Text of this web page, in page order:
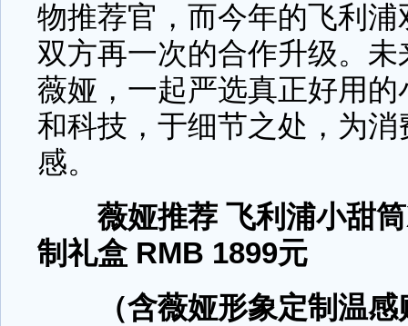
物推荐官，而今年的飞利
双方再一次的合作升级。
薇娅，一起严选真正好用
和科技，于细节之处，为
感。
薇娅推荐 飞利浦小甜
制礼盒 RMB 1899元
（含薇娅形象定制温